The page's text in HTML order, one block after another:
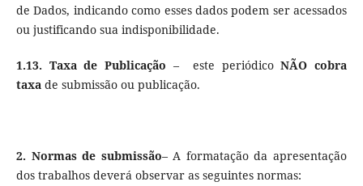
de Dados, indicando como esses dados podem ser acessados
ou justificando sua indisponibilidade.
1.13. Taxa de Publicação – este periódicoNÃO cobra
taxade submissão ou publicação.
2. Normas de submissão– A formatação da apresentação
dos trabalhos deverá observar as seguintes normas: